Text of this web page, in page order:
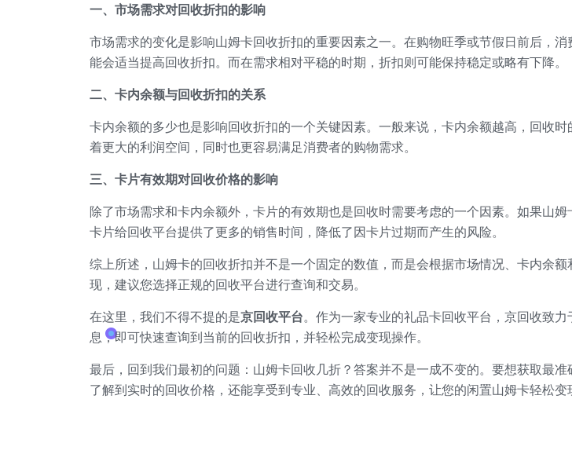
一、市场需求对回收折扣的影响
市场需求的变化是影响山姆卡回收折扣的重要因素之一。在购物旺季或节假日前后，
能会适当提高回收折扣。而在需求相对平稳的时期，折扣则可能保持稳定或略有下降。
二、卡内余额与回收折扣的关系
卡内余额的多少也是影响回收折扣的一个关键因素。一般来说，卡内余额越高，回收
着更大的利润空间，同时也更容易满足消费者的购物需求。
三、卡片有效期对回收价格的影响
除了市场需求和卡内余额外，卡片的有效期也是回收时需要考虑的一个因素。如果山
卡片给回收平台提供了更多的销售时间，降低了因卡片过期而产生的风险。
综上所述，山姆卡的回收折扣并不是一个固定的数值，而是会根据市场情况、卡内余
现，建议您选择正规的回收平台进行查询和交易。
在这里，我们不得不提的是京回收平台。作为一家专业的礼品卡回收平台，京回收致
息，即可快速查询到当前的回收折扣，并轻松完成变现操作。
最后，回到我们最初的问题：山姆卡回收几折？答案并不是一成不变的。要想获取最
了解到实时的回收价格，还能享受到专业、高效的回收服务，让您的闲置山姆卡轻松变